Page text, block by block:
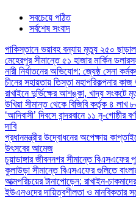
সবচেয়ে পঠিত
সর্বশেষ সংবাদ
পাকিস্তানে ভয়াবহ বন্যায় মৃত্যু ২৫০ ছাড়াল
মেহেরপুর সীমান্তে ৫১ হাজার মার্কিন
নারী নির্যাতনের অভিযোগ: জ্যেষ্ঠ সেনা
চীনের সহায়তায় তিস্তা মহাপরিকল্পনার
রাখাইনে দুর্ভিক্ষের আশঙ্কা, খাদ্য সংকটে
উখিয়া সীমান্ত থেকে বিজিবি কর্তৃক ৪ লাখ
‘আদিবাসী’ দিবসে বান্দরবানে ১১ নৃ-
দাবি
প্রধানমন্ত্রীর উদ্বোধনের অপেক্ষায়
উৎসবের আমেজ
চুয়াডাঙ্গার জীবননগর সীমান্তে বিএসএফের
কুলাউড়া সীমান্তে বিএসএফের গুলিতে
আত্মপরিচয়ের টানাপোড়েন: রাখাইন-
ইউএনওদের দায়িত্বশীলতা ও মানবিকতার